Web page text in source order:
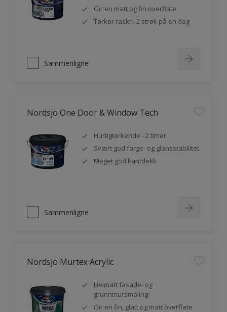
Gir en matt og fin overflate
Tørker raskt - 2 strøk på en dag
Sammenligne
Nordsjö One Door & Window Tech
Hurtigtørkende - 2 timer
Svært god farge- og glansstabilitet
Meget god kantdekk
Sammenligne
Nordsjö Murtex Acrylic
Helmatt fasade- og
grunnmursmaling
Gir en fin, glatt og matt overflate